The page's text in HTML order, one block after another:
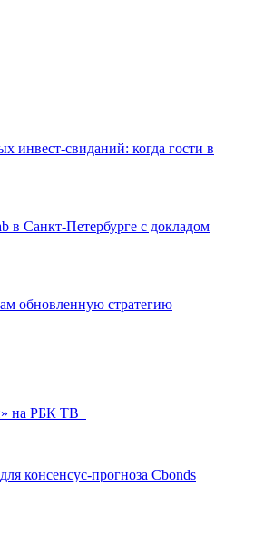
свиданий: когда гости в
в Санкт-Петербурге с докладом
обновленную стратегию
на РБК ТВ
консенсус-прогноза Cbonds